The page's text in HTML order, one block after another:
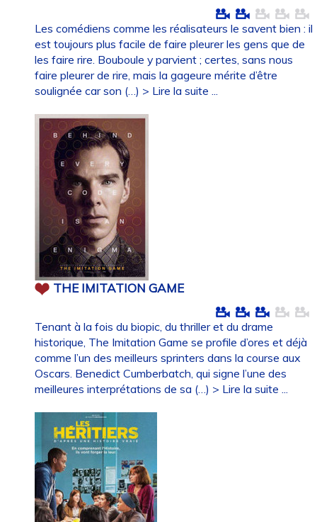
Les comédiens comme les réalisateurs le savent bien : il
est toujours plus facile de faire pleurer les gens que de
les faire rire. Bouboule y parvient ; certes, sans nous
faire pleurer de rire, mais la gageure mérite d’être
soulignée car son (…) > Lire la suite ...
THE IMITATION GAME
Tenant à la fois du biopic, du thriller et du drame
historique, The Imitation Game se profile d’ores et déjà
comme l’un des meilleurs sprinters dans la course aux
Oscars. Benedict Cumberbatch, qui signe l’une des
meilleures interprétations de sa (…) > Lire la suite ...